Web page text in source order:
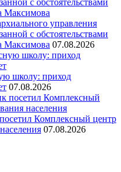
управления
с обстоятельствами
Максимова 07.08.2026
школу: приход
07.08.2026
Комплексный центр
07.08.2026